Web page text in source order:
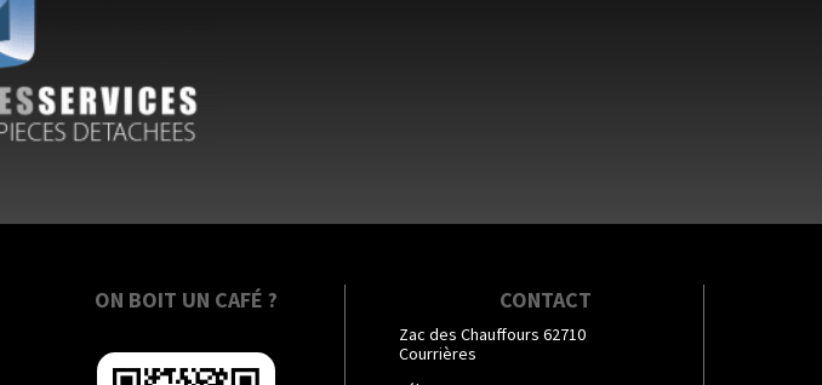
ON BOIT UN CAFÉ ? CONTACT
Zac des Chauffours 62710
Courrières